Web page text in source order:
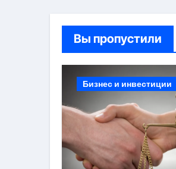
Вы пропустили
Бизнес и инвестиции